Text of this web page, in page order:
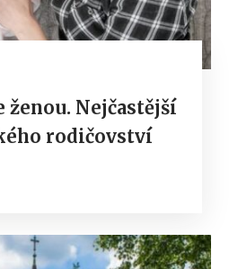
ženou. Nejčastější
rodičovství